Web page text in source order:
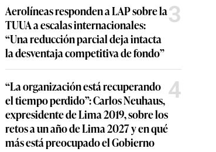
Aerolíneas responden a LAP sobre la
TUUA a escalas internacionales:
“Una reducción parcial deja intacta
la desventaja competitiva de fondo”
3
“La organización está recuperando
el tiempo perdido”: Carlos Neuhaus,
expresidente de Lima 2019, sobre los
retos a un año de Lima 2027 y en qué
más está preocupado el Gobierno
4